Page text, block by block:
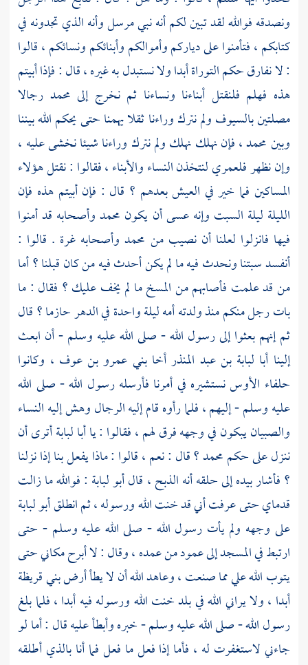
ونصدقه فوالله لقد تبين لكم أنه نبي مرسل وأنه الذي تجدونه في
كتابكم ، فتأمنوا على دياركم وأموالكم وأبنائكم ونسائكم ، قالوا
: لا نفارق حكم التوراة أبدا ولا نستبدل به غيره ، قال : فإذا أبيتم
هذه فهلم فلنقتل أبناءنا ونساءنا ثم نخرج إلى محمد رجالا
مصلتين بالسيوف ولم نترك وراءنا ثقلا يهمنا حتى يحكم الله بيننا
وبينمحمد، فإن نهلك نهلك ولم نترك وراءنا شيئا نخشى عليه ،
وإن نظهر فلعمري لنتخذن النساء والأبناء ، فقالوا : نقتل هؤلاء
المساكين فما خير في العيش بعدهم ؟ قال : فإن أبيتم هذه فإن
الليلة ليلة السبت وإنه عسى أن يكون محمدوأصحابه قد أمنوا
فيها فانزلوا لعلنا أن نصيب من محمد وأصحابه غرة . قالوا :
أنفسد سبتنا ونحدث فيه ما لم يكن أحدث فيه من كان قبلنا ؟ أما
من قد علمت فأصابهم من المسخ ما لم يخف عليك ؟ فقال : ما
بات رجل منكم منذ ولدته أمه ليلة واحدة في الدهر حازما ؟ قال
ثم إنهم بعثوا إلى رسول الله - صلى الله عليه وسلم - أن ابعث
إلينا أبا لبابة بن عبد المنذرأخابني عمرو بن عوف ، وكانوا
حلفاء الأوسنستشيره في أمرنا فأرسله رسول الله - صلى الله
عليه وسلم - إليهم ، فلما رأوه قام إليه الرجال وهش إليه النساء
والصبيان يبكون في وجهه فرق لهم ، فقالوا : ياأبا لبابةأترى أن
ننزل على حكممحمد ؟قال : نعم ، قالوا : ماذا يفعل بنا إذا نزلنا
؟ فأشار بيده إلى حلقه أنه الذبح ، قالأبو لبابة : فوالله ما زالت
قدماي حتى عرفت أني قد خنت الله ورسوله ، ثم انطلقأبو لبابة
على وجهه ولم يأت رسول الله - صلى الله عليه وسلم - حتى
ارتبط في المسجد إلى عمود من عمده ، وقال : لا أبرح مكاني حتى
يتوب الله علي مما صنعت ، وعاهد الله أن لا يطأ أرضبني قريظة
أبدا ، ولا يراني الله في بلد خنت الله ورسوله فيه أبدا ، فلما بلغ
رسول الله - صلى الله عليه وسلم - خبره وأبطأ عليه قال : أما لو
جاءني لاستغفرت له ، فأما إذا فعل ما فعل فما أنا بالذي أطلقه